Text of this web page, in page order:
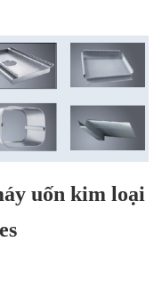
uốn kim loại